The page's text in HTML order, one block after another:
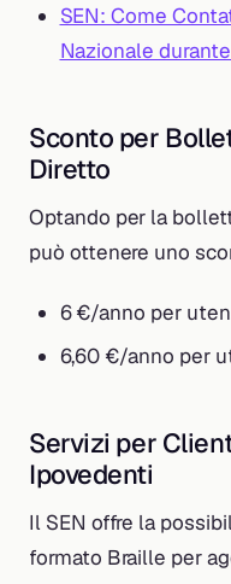
SEN: Come
Nazionale
Sconto per
Diretto
Optando per la
può ottenere uno
6 €/anno per
6,60 €/anno per
Servizi per
Ipovedenti
Il SEN offre la
formato Braille per